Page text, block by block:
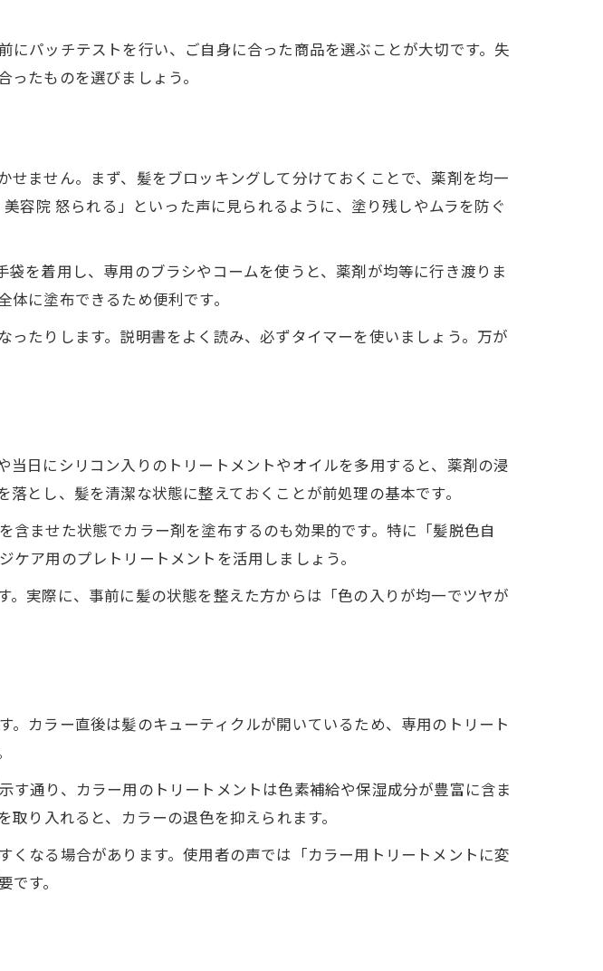
アカラー剤の選び方
トリートメント術
を維持する方法
ーの美しさ長持ち
ートメントの力
守るケアの極意
髪のケアポイント
手触りをアップ
カラーの楽しみ方
パッチテストを行い、ご自身に合った商品を選ぶことが大切です。失
たものを選びましょう。
ません。まず、髪をブロッキングして分けておくことで、薬剤を均一
容院 怒られる」といった声に見られるように、塗り残しやムラを防ぐ
を着用し、専用のブラシやコームを使うと、薬剤が均等に行き渡りま
に塗布できるため便利です。
たりします。説明書をよく読み、必ずタイマーを使いましょう。万が
日にシリコン入りのトリートメントやオイルを多用すると、薬剤の浸
とし、髪を清潔な状態に整えておくことが前処理の基本です。
ませた状態でカラー剤を塗布するのも効果的です。特に「髪脱色自
ア用のプレトリートメントを活用しましょう。
実際に、事前に髪の状態を整えた方からは「色の入りが均一でツヤが
カラー直後は髪のキューティクルが開いているため、専用のトリート
す通り、カラー用のトリートメントは色素補給や保湿成分が豊富に含ま
り入れると、カラーの退色を抑えられます。
なる場合があります。使用者の声では「カラー用トリートメントに変
す。